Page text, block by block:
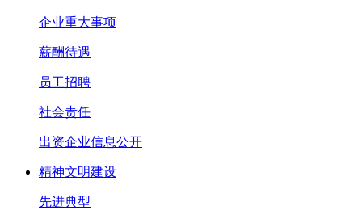
企业重大事项
薪酬待遇
员工招聘
社会责任
出资企业信息公开
精神文明建设
先进典型